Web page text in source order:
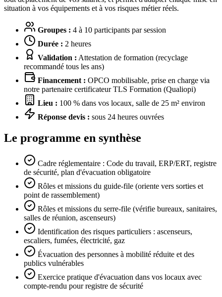
situation à vos équipements et à vos risques métier réels.
Groupes : 4 à 10 participants par session
Durée : 2 heures
Validation : Attestation de formation (recyclage
recommandé tous les ans)
Financement : OPCO mobilisable, prise en charge via
notre partenaire certificateur TLS Formation (Qualiopi)
Lieu : 100 % dans vos locaux, salle de 25 m² environ
Réponse devis : sous 24 heures ouvrées
Le programme en synthèse
Cadre réglementaire : Code du travail, ERP/ERT, registre
de sécurité, plan d'évacuation obligatoire
Rôles et missions du guide-file (oriente vers sorties et
point de rassemblement)
Rôles et missions du serre-file (vérifie bureaux, sanitaires,
salles de réunion, ascenseurs)
Identification des risques particuliers : ascenseurs,
escaliers, fumées, électricité, gaz
Évacuation des personnes à mobilité réduite et des
publics vulnérables
Exercice pratique d'évacuation dans vos locaux avec
compte-rendu pour registre de sécurité